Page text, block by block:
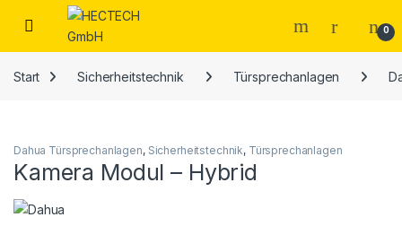
Open 0
Start Sicherheitstechnik Türsprechanlagen
Dahua Türsprechanlagen, Sicherheitstechnik, Türsprechanlagen
Kamera Modul – Hybrid